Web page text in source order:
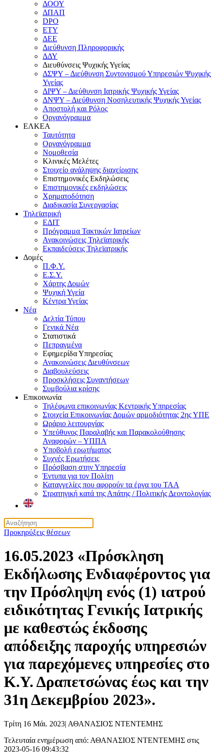
ΔΟΟΥ
ΔΠΑΠ
DPO
ΕΤΥ
ΔΕΕ
Διεύθυνση Πληροφορικής
ΔΔΥ
Διευθύνσεις Ψυχικής Υγείας
ΔΣΨΥ – Διεύθυνση Συντονισμού Υπηρεσιών Ψυχικής
Υγείας
ΔΙΨΥ – Διεύθυνση Ιατρικής Ψυχικής Υγείας
ΔΝΨΥ – Διεύθυνση Νοσηλευτικής Ψυχικής Υγείας
Αποστολή και Ρόλος
Οργανόγραμμα
ΕΛΚΕΑ
Ταυτότητα
Οργανόγραμμα
Νομοθεσία
Κλινικές Μελέτες
Στοιχείο ανάληψης διαχείρισης
Επιστημονικές Εκδηλώσεις
Επιστημονικές εκδηλώσεις
Χρηματοδότηση
Διαδικασία Συνεργασίας
Τηλεϊατρική
ΕΔΙΤ
Πρόγραμμα Τακτικών Ιατρείων
Ανακοινώσεις Τηλεϊατρικής
Εκπαιδεύσεις Τηλεϊατρικής
Δομές
Π.Φ.Υ.
Ε.Σ.Υ.
Χάρτης Δομών
Ψυχική Υγεία
Κέντρα Υγείας
Νέα
Δελτία Τύπου
Γενικά Νέα
Στατιστικά
Πεπραγμένα
Εφημερίδα Υπηρεσίας
Ανακοινώσεις Διευθύνσεων
Διαβουλεύσεις
Προσκλήσεις Συναντήσεων
Συμβούλια κρίσης
Επικοινωνία
Τηλέφωνα επικοινωνίας Κεντρικής Υπηρεσίας
Στοιχεία Επικοινωνίας Δομών αρμοδιότητας 2ης ΥΠΕ
Ωράριο λειτουργίας
Υπεύθυνος Παραλαβής και Παρακολούθησης
Αναφορών – ΥΠΠΑ
Υποβολή ερωτήματος
Συχνές Ερωτήσεις
Πρόσβαση στην Υπηρεσία
Έντυπα για τον Πολίτη
Καταγγελίες που αφορούν τα έργα του ΤΑΑ
Στρατηγική κατά της Απάτης / Πολιτικής Δεοντολογίας
Προκηρύξεις θέσεων
16.05.2023 «Πρόσκληση
Εκδήλωσης Ενδιαφέροντος για
την Πρόσληψη ενός (1) ιατρού
ειδικότητας Γενικής Ιατρικής
με καθεστώς έκδοσης
απόδειξης παροχής υπηρεσιών
για παρεχόμενες υπηρεσίες στο
Κ.Υ. Δραπετσώνας έως και την
31η Δεκεμβρίου 2023».
Τρίτη 16 Μάι. 2023| ΑΘΑΝΑΣΙΟΣ ΝΤΕΝΤΕΜΗΣ
Τελευταία ενημέρωση από: ΑΘΑΝΑΣΙΟΣ ΝΤΕΝΤΕΜΗΣ στις
2023-05-16 09:43:32